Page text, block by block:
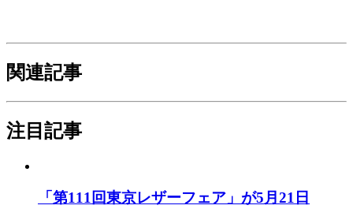
関連記事
注目記事
「第111回東京レザーフェア」が5月21日